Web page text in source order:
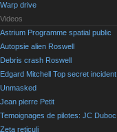
Warp drive
Videos
Astrium Programme spatial public
Autopsie alien Roswell
Debris crash Roswell
Edgard Mitchell Top secret incident
Unmasked
Jean pierre Petit
Temoignages de pilotes: JC Duboc
Zeta reticuli